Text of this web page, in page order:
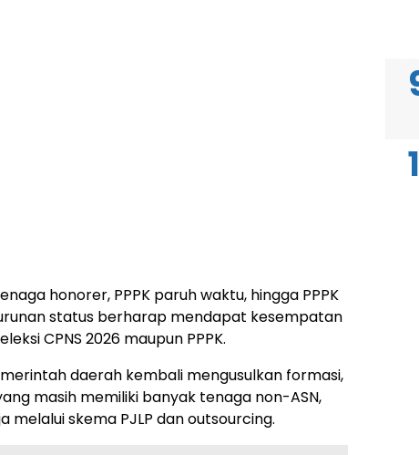
honorer, PPPK paruh waktu, hingga PPPK
status berharap mendapat kesempatan
CPNS 2026 maupun PPPK.
daerah kembali mengusulkan formasi,
masih memiliki banyak tenaga non-ASN,
melalui skema PJLP dan outsourcing.